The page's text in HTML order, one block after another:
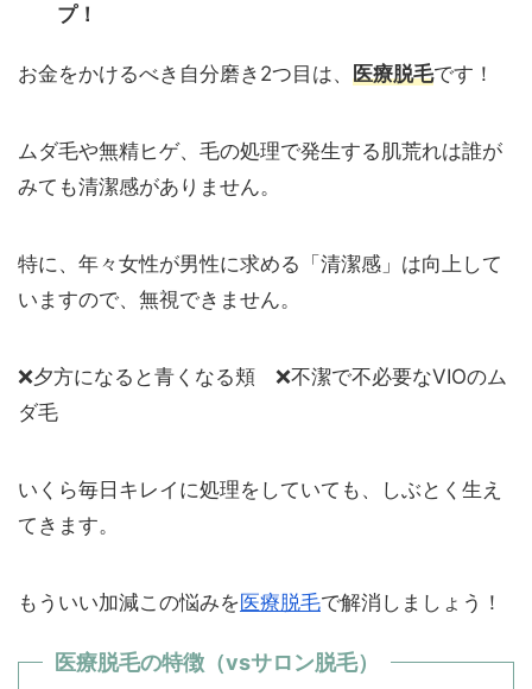
プ！
お金をかけるべき自分磨き2つ目は、 医療脱毛です！
ムダ毛や無精ヒゲ、毛の処理で発生する肌荒れは誰が
みても清潔感がありません。
特に、年々女性が男性に求める「清潔感」は向上して
いますので、無視できません。
❌夕方になると青くなる頬 ❌不潔で不必要なVIOのム
ダ毛
いくら毎日キレイに処理をしていても、しぶとく生え
てきます。
もういい加減この悩みを医療脱毛で解消しましょう！
医療脱毛の特徴（vsサロン脱毛）